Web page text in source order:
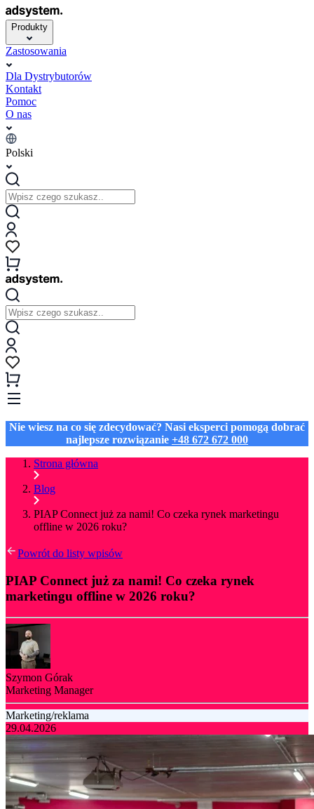
Produkty
Zastosowania
Dla Dystrybutorów
Kontakt
Pomoc
O nas
Polski
Nie wiesz na co się zdecydować? Nasi eksperci pomogą dobrać
najlepsze rozwiązanie +48 672 672 000
Strona główna
Blog
PIAP Connect już za nami! Co czeka rynek marketingu
offline w 2026 roku?
Powrót do listy wpisów
PIAP Connect już za nami! Co czeka rynek
marketingu offline w 2026 roku?
Szymon Górak
Marketing Manager
Marketing/reklama
29.04.2026